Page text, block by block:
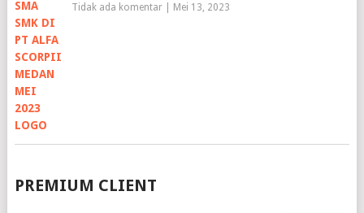
Tidak ada komentar| Mei 13, 2023
PREMIUM CLIENT